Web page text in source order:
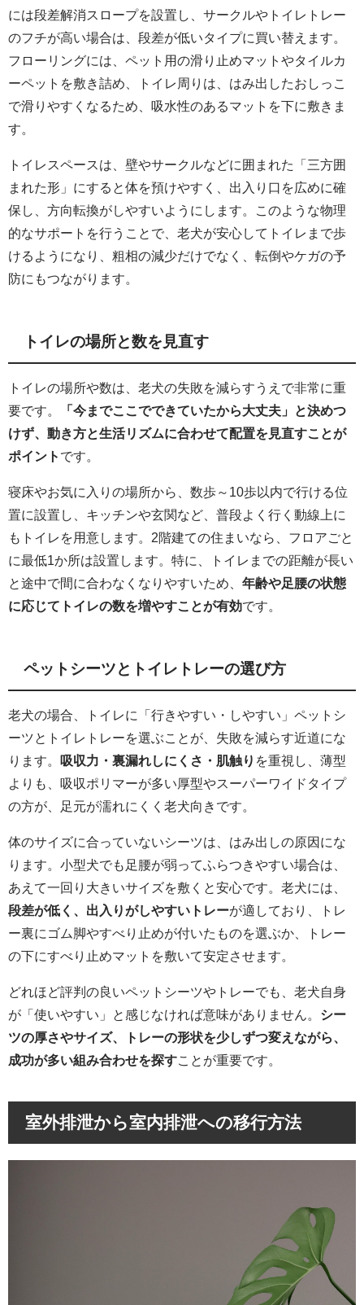
には段差解消スロープを設置し、サークルやトイレトレー
のフチが高い場合は、段差が低いタイプに買い替えます。
フローリングには、ペット用の滑り止めマットやタイルカ
ーペットを敷き詰め、トイレ周りは、はみ出したおしっこ
で滑りやすくなるため、吸水性のあるマットを下に敷きま
す。
トイレスペースは、壁やサークルなどに囲まれた「三方囲
まれた形」にすると体を預けやすく、出入り口を広めに確
保し、方向転換がしやすいようにします。このような物理
的なサポートを行うことで、老犬が安心してトイレまで歩
けるようになり、粗相の減少だけでなく、転倒やケガの予
防にもつながります。
トイレの場所と数を見直す
トイレの場所や数は、老犬の失敗を減らすうえで非常に重
要です。
「今までここでできていたから大丈夫」と決めつ
けず、動き方と生活リズムに合わせて配置を見直すことが
ポイント です。
寝床やお気に入りの場所から、数歩～10歩以内で行ける位
置に設置し、キッチンや玄関など、普段よく行く動線上に
もトイレを用意します。2階建ての住まいなら、フロアごと
に最低1か所は設置します。特に、トイレまでの距離が長い
と途中で間に合わなくなりやすいため、 年齢や足腰の状態
に応じてトイレの数を増やすことが有効です。
ペットシーツとトイレトレーの選び方
老犬の場合、トイレに「行きやすい・しやすい」ペットシ
ーツとトイレトレーを選ぶことが、失敗を減らす近道にな
ります。
吸収力・裏漏れしにくさ・肌触り を重視し、薄型
よりも、吸収ポリマーが多い厚型やスーパーワイドタイプ
の方が、足元が濡れにくく老犬向きです。
体のサイズに合っていないシーツは、はみ出しの原因にな
ります。小型犬でも足腰が弱ってふらつきやすい場合は、
あえて一回り大きいサイズを敷くと安心です。老犬には、
段差が低く、出入りがしやすいトレーが適しており、トレ
ー裏にゴム脚やすべり止めが付いたものを選ぶか、トレー
の下にすべり止めマットを敷いて安定させます。
どれほど評判の良いペットシーツやトレーでも、老犬自身
が「使いやすい」と感じなければ意味がありません。 シー
ツの厚さやサイズ、トレーの形状を少しずつ変えながら、
成功が多い組み合わせを探す ことが重要です。
室外排泄から室内排泄への移行方法